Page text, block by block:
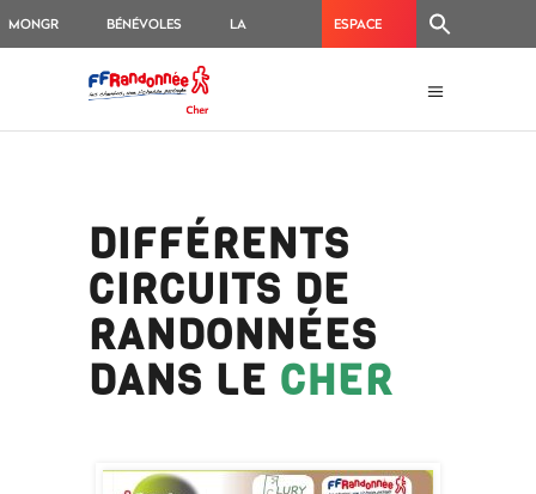
MONGR BÉNÉVOLES LA ESPACE
DIFFÉRENTS
CIRCUITS DE
RANDONNÉES
DANS LE CHER